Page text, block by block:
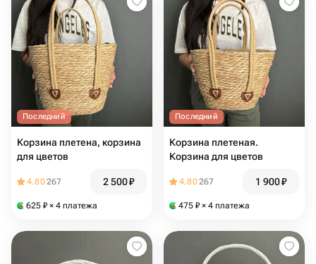
Последний
Корзина плетена, корзина
для цветов
4.80267 2 500₽
625 ₽ × 4 платежа
Последний
Корзина плетеная.
Корзина для цветов
4.80267 1 900₽
475 ₽ × 4 платежа